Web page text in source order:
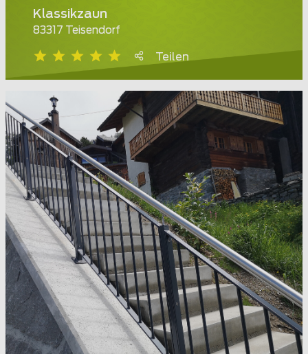
Klassikzaun
83317 Teisendorf
Teilen